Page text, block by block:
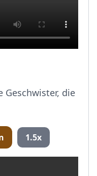
Geschwister, die
1.5x